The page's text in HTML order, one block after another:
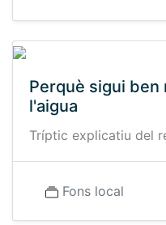
Perquè sigui
l'aigua
Tríptic explicatiu del
Fons local